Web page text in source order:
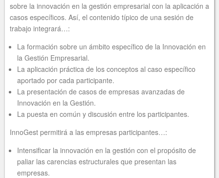
sobre la innovación en la gestión empresarial con la aplicación a
casos específicos. Así, el contenido típico de una sesión de
trabajo integrará…:
La formación sobre un ámbito específico de la Innovación en
la Gestión Empresarial.
La aplicación práctica de los conceptos al caso específico
aportado por cada participante.
La presentación de casos de empresas avanzadas de
Innovación en la Gestión.
La puesta en común y discusión entre los participantes.
InnoGest permitirá a las empresas participantes…:
Intensificar la innovación en la gestión con el propósito de
paliar las carencias estructurales que presentan las
empresas.